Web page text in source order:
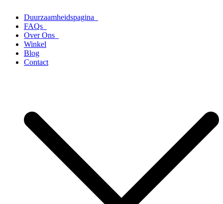
Duurzaamheidspagina
FAQs
Over Ons
Winkel
Blog
Contact